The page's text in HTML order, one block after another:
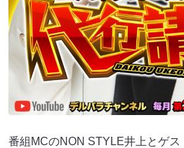
番組MCのNON STYLE井上とゲ